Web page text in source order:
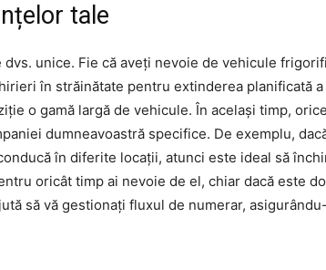
tale
unice. Fie că aveți nevoie de vehicule
în străinătate pentru extinderea planificată
o gamă largă de vehicule. În același timp,
dumneavoastră specifice. De exemplu,
în diferite locații, atunci este ideal să
oricât timp ai nevoie de el, chiar dacă este
să vă gestionați fluxul de numerar,